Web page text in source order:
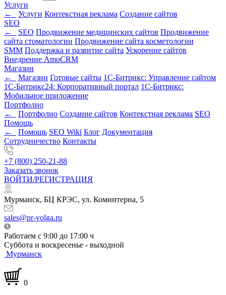
Услуги
←
Услуги Контекстная реклама Создание сайтов
SEO
←
SEO Продвижение медицинских сайтов Продвижение
сайта стоматологии Продвижение сайта косметологии
SMM Поддержка и развитие сайта Ускорение сайтов
Внедрение AmoCRM
Магазин
←
Магазин Готовые сайты 1С-Битрикс: Управление сайтом
1С-Битрикс24: Корпоративный портал 1С-Битрикс:
Мобильное приложение
Портфолио
←
Портфолио Создание сайтов Контекстная реклама SEO
Помощь
←
Помощь SEO Wiki Блог Документация
Сотрудничество Контакты
+7 (800) 250-21-88
Заказать звонок
ВОЙТИ/РЕГИСТРАЦИЯ
Мурманск, БЦ КРЭС, ул. Коминтерна, 5
sales@pr-volga.ru
Работаем с 9:00 до 17:00 ч
Суббота и воскресенье - выходной
Мурманск
0